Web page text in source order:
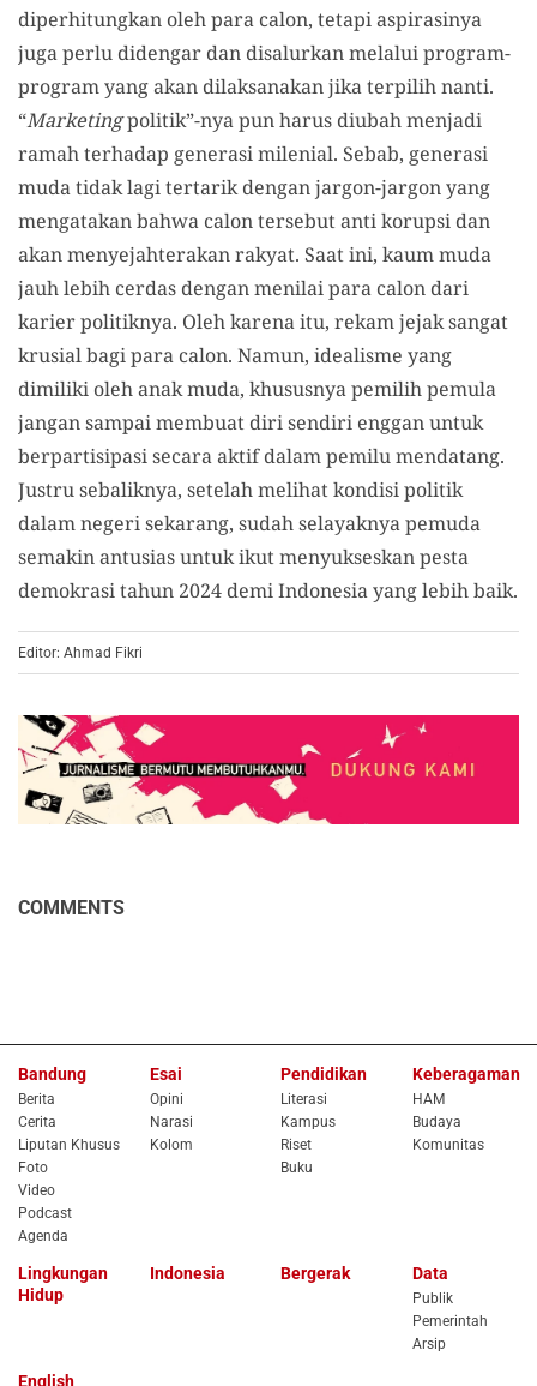
diperhitungkan oleh para calon, tetapi aspirasinya
juga perlu didengar dan disalurkan melalui program-
program yang akan dilaksanakan jika terpilih nanti.
“Marketingpolitik”-nya pun harus diubah menjadi
ramah terhadap generasi milenial. Sebab, generasi
muda tidak lagi tertarik dengan jargon-jargon yang
mengatakan bahwa calon tersebut anti korupsi dan
akan menyejahterakan rakyat. Saat ini, kaum muda
jauh lebih cerdas dengan menilai para calon dari
karier politiknya. Oleh karena itu, rekam jejak sangat
krusial bagi para calon. Namun, idealisme yang
dimiliki oleh anak muda, khususnya pemilih pemula
jangan sampai membuat diri sendiri enggan untuk
berpartisipasi secara aktif dalam pemilu mendatang.
Justru sebaliknya, setelah melihat kondisi politik
dalam negeri sekarang, sudah selayaknya pemuda
semakin antusias untuk ikut menyukseskan pesta
demokrasi tahun 2024 demi Indonesia yang lebih baik.
Editor: Ahmad Fikri
COMMENTS
Bandung
Berita
Cerita
Liputan Khusus
Foto
Video
Podcast
Agenda
Esai
Opini
Narasi
Kolom
Pendidikan
Literasi
Kampus
Riset
Buku
Keberagaman
HAM
Budaya
Komunitas
Lingkungan
Hidup
Indonesia Bergerak Data
Publik
Pemerintah
Arsip
English